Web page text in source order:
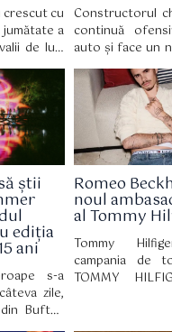
crescut cu
a
de lux,
au
bani pe
ale
Blazy.
Constructorul
continuă
auto și face un
segmentul
lansarea
limuzină
dimensiuni
direct rivali
Mercedes S-
EQS și BMW
știi
ediția
ani
s-a
zile,
Buftea
Romeo
noul
al Tommy
Tommy
campania de
TOMMY